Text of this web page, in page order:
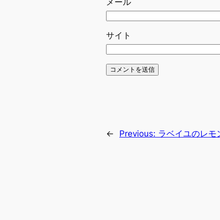
メール
サイト
← Previous: ラベイユのレモ